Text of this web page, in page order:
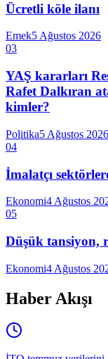
Ücretli köle ilanı
Emek5 Ağustos 2026
03
YAŞ kararları
Rafet Dalkıran
kimler?
Politika5 Ağustos 2026
04
İmalatçı
Ekonomi4 Ağustos
05
Düşük tansiyon,
Ekonomi4 Ağustos
Haber Akışı